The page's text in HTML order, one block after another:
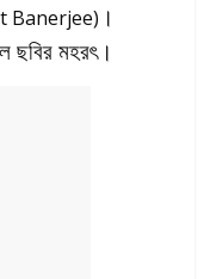
Banerjee) ।
ছবির মহরৎ।